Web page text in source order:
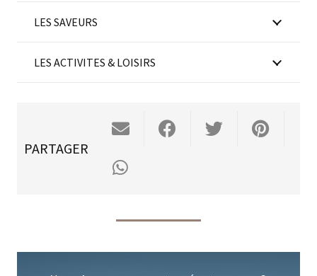
LES SAVEURS
LES ACTIVITES & LOISIRS
PARTAGER